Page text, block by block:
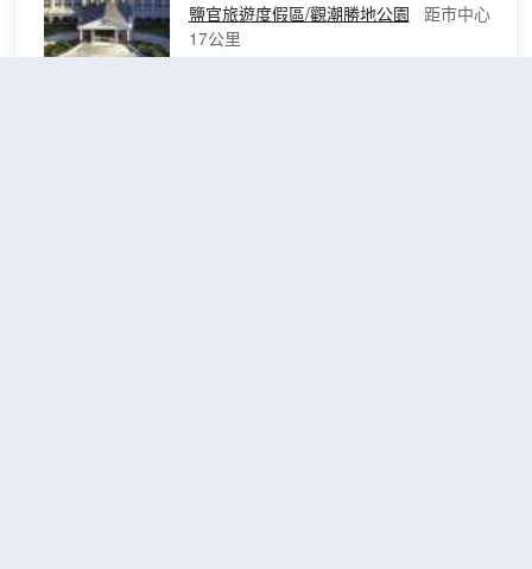
現代氣息。精心打造的現代中式風格的客
房及套房、薈萃中西美饌和本地風味的各
鹽官旅遊度假區/觀潮勝地公園
距市中心
17公里